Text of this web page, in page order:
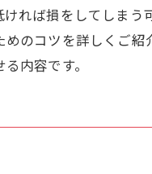
れば損をしてしまう
のコツを詳しくご紹
内容です。